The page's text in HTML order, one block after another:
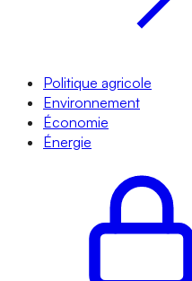
Politique agricole
Environnement
Économie
Énergie